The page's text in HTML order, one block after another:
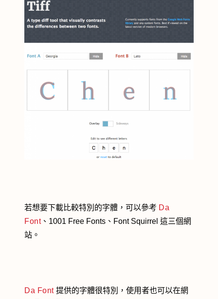
若想要下載比較特別的字體，可以參考 Da
Font、1001 Free Fonts、Font Squirrel 這三個網
站。
Da Font提供的字體很特別，使用者也可以在網